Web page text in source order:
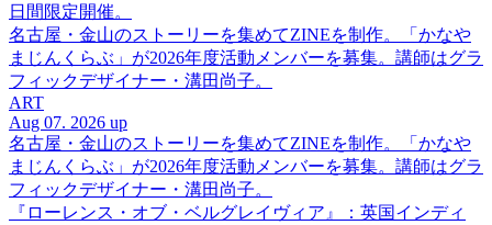
日間限定開催。
名古屋・金山のストーリーを集めてZINEを制作。「かなや
まじんくらぶ」が2026年度活動メンバーを募集。講師はグラ
フィックデザイナー・溝田尚子。
ART
Aug 07. 2026 up
名古屋・金山のストーリーを集めてZINEを制作。「かなや
まじんくらぶ」が2026年度活動メンバーを募集。講師はグラ
フィックデザイナー・溝田尚子。
『ローレンス・オブ・ベルグレイヴィア』：英国インディ